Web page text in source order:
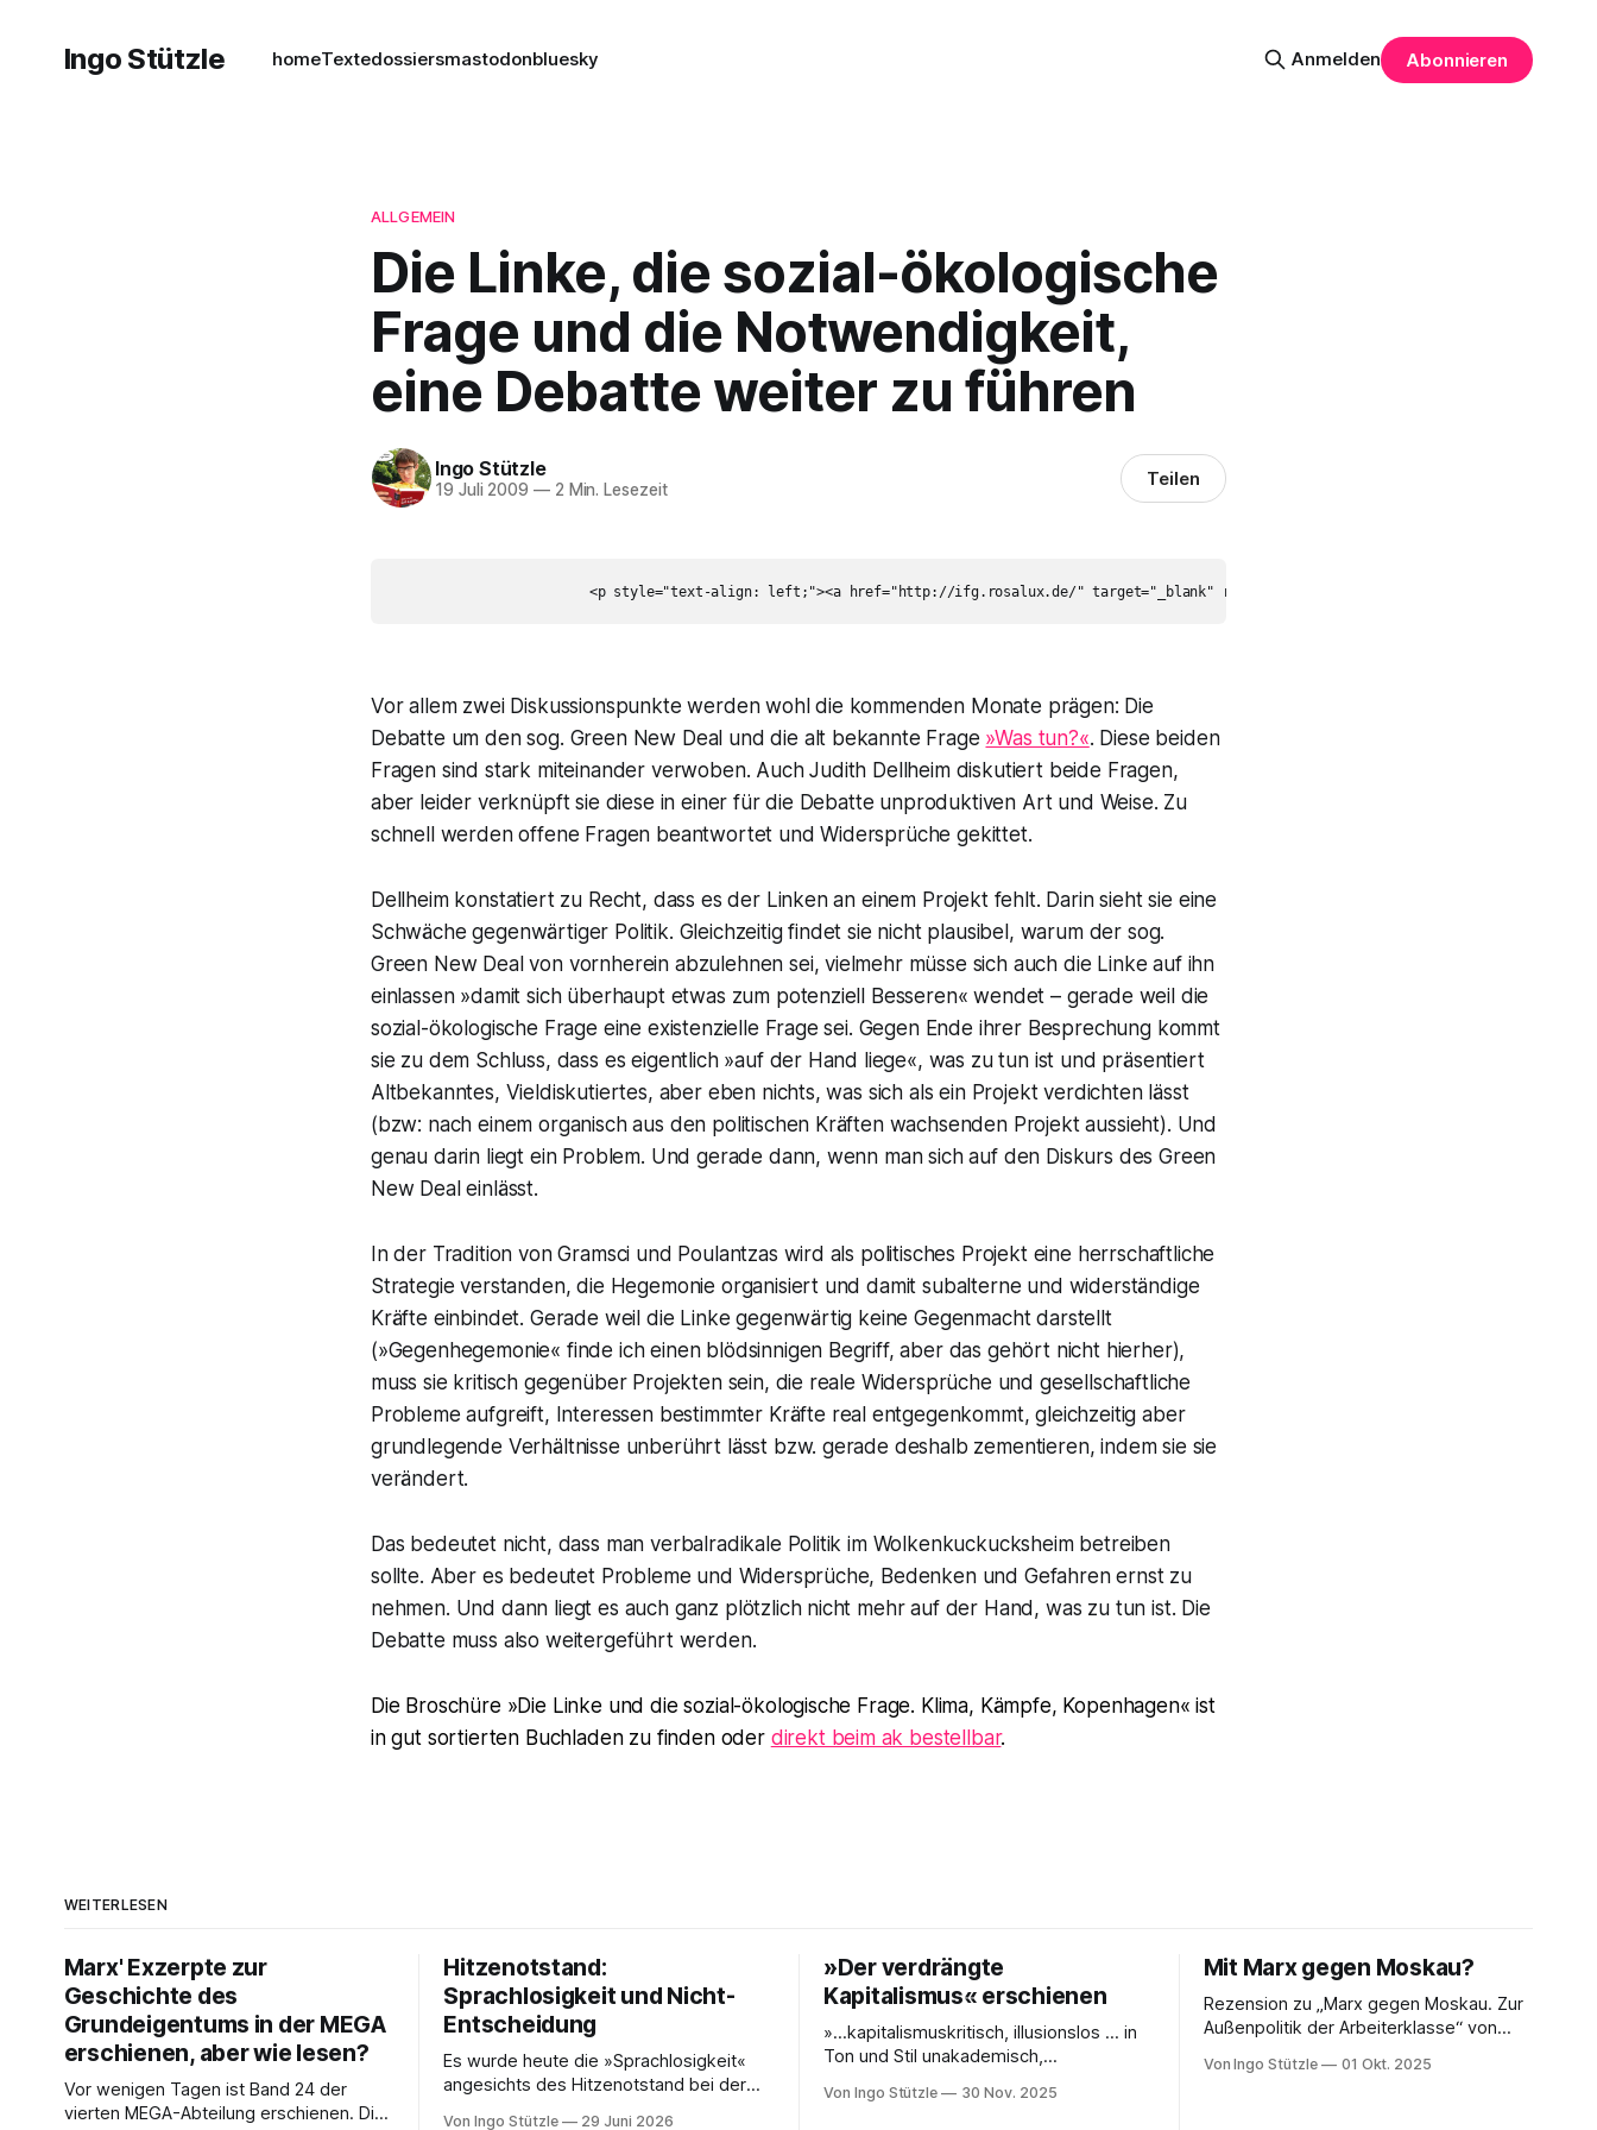
Ingo Stützle homeTextedossiersmastodonbluesky Anmelden Abonnieren
ALLGEMEIN
Die Linke, die sozial-ökologische
Frage und die Notwendigkeit,
eine Debatte weiter zu führen
Ingo Stützle
19 Juli 2009 —2 Min. Lesezeit Teilen
Vor allem zwei Diskussionspunkte werden wohl die kommenden Monate prägen: Die
Debatte um den sog. Green New Deal und die alt bekannte Frage »Was tun?«. Diese beiden
Fragen sind stark miteinander verwoben. Auch Judith Dellheim diskutiert beide Fragen,
aber leider verknüpft sie diese in einer für die Debatte unproduktiven Art und Weise. Zu
schnell werden offene Fragen beantwortet und Widersprüche gekittet.
Dellheim konstatiert zu Recht, dass es der Linken an einem Projekt fehlt. Darin sieht sie eine
Schwäche gegenwärtiger Politik. Gleichzeitig findet sie nicht plausibel, warum der sog.
Green New Deal von vornherein abzulehnen sei, vielmehr müsse sich auch die Linke auf ihn
einlassen »damit sich überhaupt etwas zum potenziell Besseren« wendet – gerade weil die
sozial-ökologische Frage eine existenzielle Frage sei. Gegen Ende ihrer Besprechung kommt
sie zu dem Schluss, dass es eigentlich »auf der Hand liege«, was zu tun ist und präsentiert
Altbekanntes, Vieldiskutiertes, aber eben nichts, was sich als ein Projekt verdichten lässt
(bzw: nach einem organisch aus den politischen Kräften wachsenden Projekt aussieht). Und
genau darin liegt ein Problem. Und gerade dann, wenn man sich auf den Diskurs des Green
New Deal einlässt.
In der Tradition von Gramsci und Poulantzas wird als politisches Projekt eine herrschaftliche
Strategie verstanden, die Hegemonie organisiert und damit subalterne und widerständige
Kräfte einbindet. Gerade weil die Linke gegenwärtig keine Gegenmacht darstellt
(»Gegenhegemonie« finde ich einen blödsinnigen Begriff, aber das gehört nicht hierher),
muss sie kritisch gegenüber Projekten sein, die reale Widersprüche und gesellschaftliche
Probleme aufgreift, Interessen bestimmter Kräfte real entgegenkommt, gleichzeitig aber
grundlegende Verhältnisse unberührt lässt bzw. gerade deshalb zementieren, indem sie sie
verändert.
Das bedeutet nicht, dass man verbalradikale Politik im Wolkenkuckucksheim betreiben
sollte. Aber es bedeutet Probleme und Widersprüche, Bedenken und Gefahren ernst zu
nehmen. Und dann liegt es auch ganz plötzlich nicht mehr auf der Hand, was zu tun ist. Die
Debatte muss also weitergeführt werden.
Die Broschüre »Die Linke und die sozial-ökologische Frage. Klima, Kämpfe, Kopenhagen« ist
in gut sortierten Buchladen zu finden oder direkt beim ak bestellbar.
WEITERLESEN
Marx' Exzerpte zur
Geschichte des
Grundeigentums in der MEGA
erschienen, aber wie lesen?
Vor wenigen Tagen ist Band 24 der
vierten MEGA-Abteilung erschienen. Die
Hitzenotstand:
Sprachlosigkeit und Nicht-
Entscheidung
Es wurde heute die »Sprachlosigkeit«
angesichts des Hitzenotstand bei der
Von Ingo Stützle 29 Juni 2026
»Der verdrängte
Kapitalismus« erschienen
»…kapitalismuskritisch, illusionslos … in
Ton und Stil unakademisch,
aus es weiterzudenken und zu handeln
Von Ingo Stützle 30 Nov. 2025
Mit Marx gegen Moskau?
Rezension zu „Marx gegen Moskau. Zur
Außenpolitik der Arbeiterklasse“ von
Angriffskrieg auf die Ukraine hat eine
Von Ingo Stützle 01 Okt. 2025